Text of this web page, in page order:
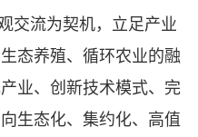
交流为契机，立足产业
态养殖、循环农业的融
业、创新技术模式、完
生态化、集约化、高值